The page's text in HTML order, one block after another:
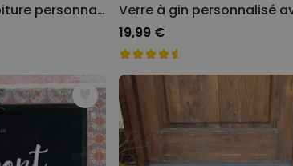
Désodorisant voiture personnalisé avec visage - Lot de 2
19,99 €